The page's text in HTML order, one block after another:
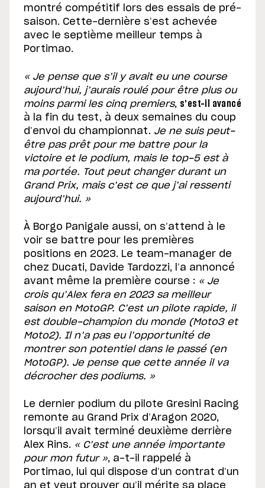
montré compétitif lors des essais de pré-
saison. Cette-dernière s’est achevée
avec le septième meilleur temps à
Portimao.
« Je pense que s’il y avait eu une course
aujourd’hui, j’aurais roulé pour être plus ou
moins parmi les cinq premiers, s’est-il avancé
à la fin du test, à deux semaines du coup
d’envoi du championnat. Je ne suis peut-
être pas prêt pour me battre pour la
victoire et le podium, mais le top-5 est à
ma portée. Tout peut changer durant un
Grand Prix, mais c’est ce que j’ai ressenti
aujourd’hui. »
À Borgo Panigale aussi, on s’attend à le
voir se battre pour les premières
positions en 2023. Le team-manager de
chez Ducati, Davide Tardozzi, l’a annoncé
avant même la première course : « Je
crois qu’Alex fera en 2023 sa meilleur
saison en MotoGP. C’est un pilote rapide, il
est double-champion du monde (Moto3 et
Moto2). Il n’a pas eu l’opportunité de
montrer son potentiel dans le passé (en
MotoGP). Je pense que cette année il va
décrocher des podiums. »
Le dernier podium du pilote Gresini Racing
remonte au Grand Prix d’Aragon 2020,
lorsqu’il avait terminé deuxième derrière
Alex Rins. « C’est une année importante
pour mon futur », a-t-il rappelé à
Portimao, lui qui dispose d’un contrat d’un
an et veut prouver qu’il mérite sa place